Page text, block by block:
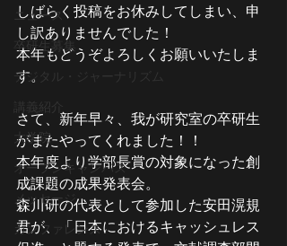
ニュース
卒研生募集
デジタル・ジャーナリズム
講義紹介
大学院
オープンキャンパス
メッセージ
カンファレンス
しばらく投稿をお休みしてしまい、申
し訳ありませんでした！
本年もどうぞよろしくお願いいたしま
す。
さて、新年早々、我が研究室の卒研生
がまたやってくれました！！
本年度より学部長賞の対象になった創
成課題の成果発表会。
森川研の代表として参加した安田滉規
君が、「日本におけるキャッシュレス